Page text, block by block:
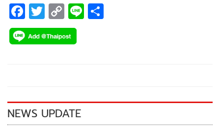
F
ac
e
k
T
wi
tt
C
o
p
k
Li
NEWS UPDATE